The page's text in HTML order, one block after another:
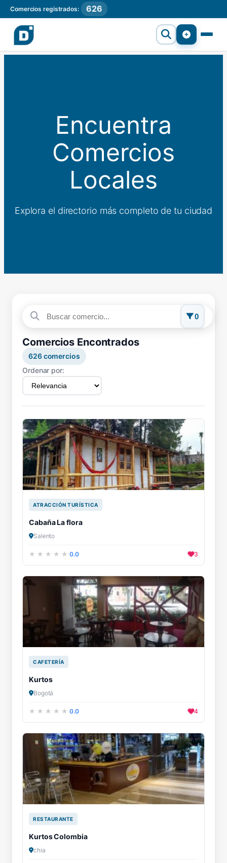
Comercios registrados: 626
Encuentra
Comercios
Locales
Explora el directorio más completo de tu ciudad
0
Comercios Encontrados
626comercios
Ordenar por:
ATRACCIÓN TURÍSTICA
Cabaña La flora
Salento
0.0 3
CAFETERÍA
Kurtos
Bogotá
0.0 4
RESTAURANTE
Kurtos Colombia
chia